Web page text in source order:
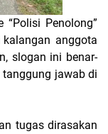
“Polisi Penolong”
anggota
slogan ini benar-
jawab di
tugas dirasakan